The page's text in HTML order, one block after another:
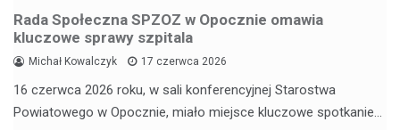
Rada Społeczna SPZOZ w Opocznie omawia
kluczowe sprawy szpitala
Michał Kowalczyk 17 czerwca 2026
16 czerwca 2026 roku, w sali konferencyjnej Starostwa
Powiatowego w Opocznie, miało miejsce kluczowe spotkanie…